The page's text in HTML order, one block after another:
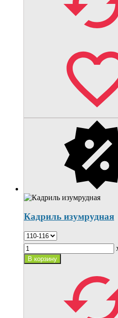
Кадриль изумрудная